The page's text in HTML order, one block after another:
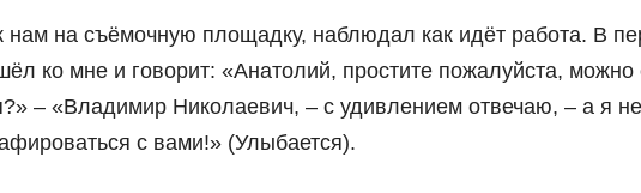
нам на съёмочную площадку, наблюдал как идёт работа. В
ко мне и говорит: «Анатолий, простите пожалуйста, можно
– «Владимир Николаевич, – с удивлением отвечаю, – а я
с вами!» (Улыбается).